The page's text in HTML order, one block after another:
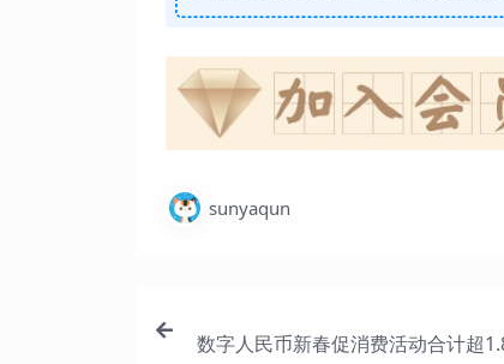
sunyaqun
数字人民币新春促消费活动合计超